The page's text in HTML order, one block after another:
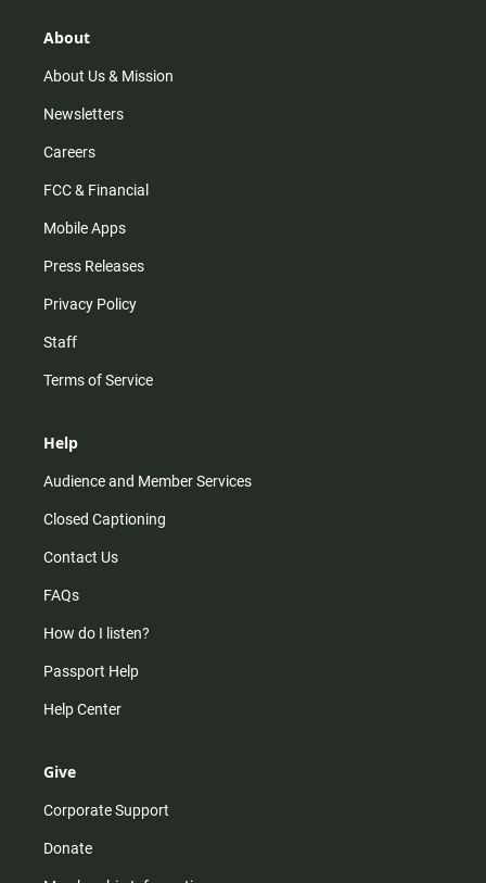
r
m
About
About Us & Mission
Newsletters
Careers
FCC & Financial
Mobile Apps
Press Releases
Privacy Policy
Staff
Terms of Service
Help
Audience and Member Services
Closed Captioning
Contact Us
FAQs
How do I listen?
Passport Help
Help Center
Give
Corporate Support
Donate